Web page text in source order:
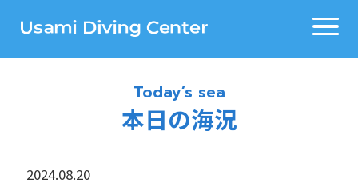
Today’s sea
本日の海況
2024.08.20